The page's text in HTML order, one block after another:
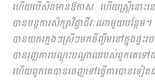
ហើយបើសិនមានឱកាស ហើយស្ដ្រីនោះន
បានបន្ដការសិក្សាវិជ្ជាជីវៈណាមួយបន្
បានយកក្មេងៗស្រីៗមកចិញ្ចឹមនៅក្នុងផ្
បានរុញការបណ្ដុះបណ្ដាលរបស់ពួកគេទ
ហើយពួកគេបានចេញទៅធ្វើការបានទៀ